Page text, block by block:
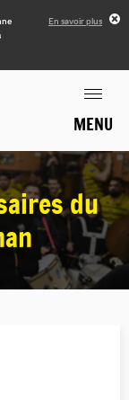
En savoir plus
MENU
du